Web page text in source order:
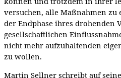
versuchen, alle Maßnahmen
der Endphase ihres drohenden
gesellschaftlichen
nicht mehr aufzuhaltenden
zu wollen.
Martin Sellner schreibt auf